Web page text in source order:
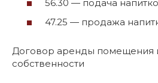
56.30 — подача
47.25 — продажа
Договор аренды помещения
собственности